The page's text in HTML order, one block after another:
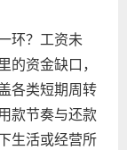
环？工资未
的资金缺口，
各类短期周转
款节奏与还款
生活或经营所